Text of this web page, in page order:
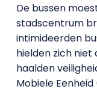
De bussen
stadscentrum
intimideerden
hielden zich
haalden
Mobiele